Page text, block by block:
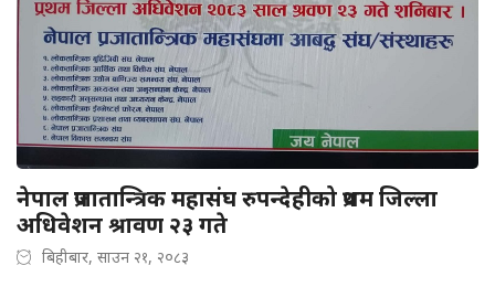
नेपाल प्रजातान्त्रिक महासंघ रुपन्देहीको प्रथम जिल्ला
अधिवेशन श्रावण २३ गते
बिहीबार, साउन २१, २०८३